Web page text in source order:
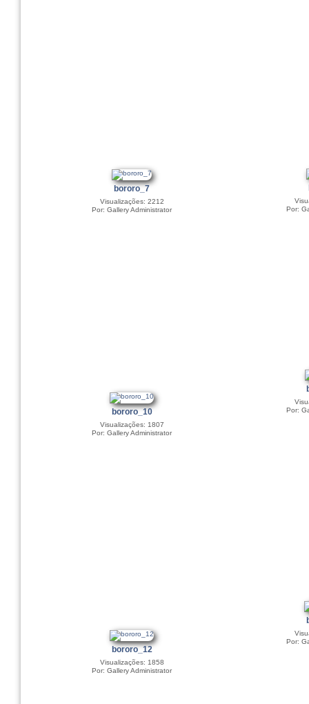
bororo_7
Visualizações: 2212
Por: Gallery Administrator
Por:
bororo_10
Visualizações: 1807
Por: Gallery Administrator
Por:
bororo_12
Visualizações: 1858
Por: Gallery Administrator
Por: